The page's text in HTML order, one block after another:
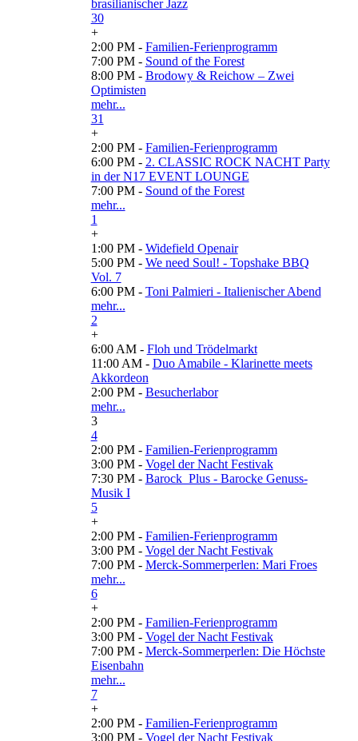
brasilianischer Jazz
30
+
2:00 PM - Familien-Ferienprogramm
7:00 PM - Sound of the Forest
8:00 PM - Brodowy & Reichow – Zwei
Optimisten
mehr...
31
+
2:00 PM - Familien-Ferienprogramm
6:00 PM - 2. CLASSIC ROCK NACHT Party
in der N17 EVENT LOUNGE
7:00 PM - Sound of the Forest
mehr...
1
+
1:00 PM - Widefield Openair
5:00 PM - We need Soul! - Topshake BBQ
Vol. 7
6:00 PM - Toni Palmieri - Italienischer Abend
mehr...
2
+
6:00 AM - Floh und Trödelmarkt
11:00 AM - Duo Amabile - Klarinette meets
Akkordeon
2:00 PM - Besucherlabor
mehr...
3
4
2:00 PM - Familien-Ferienprogramm
3:00 PM - Vogel der Nacht Festivak
7:30 PM - Barock_Plus - Barocke Genuss-
Musik I
5
+
2:00 PM - Familien-Ferienprogramm
3:00 PM - Vogel der Nacht Festivak
7:00 PM - Merck-Sommerperlen: Mari Froes
mehr...
6
+
2:00 PM - Familien-Ferienprogramm
3:00 PM - Vogel der Nacht Festivak
7:00 PM - Merck-Sommerperlen: Die Höchste
Eisenbahn
mehr...
7
+
2:00 PM - Familien-Ferienprogramm
3:00 PM - Vogel der Nacht Festivak